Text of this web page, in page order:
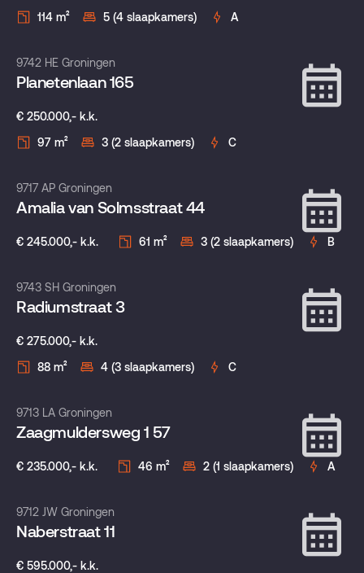
114 m² 5 (4 slaapkamers) A
Verkocht onder voorbehoud
9742 HE Groningen
Planetenlaan 165
€ 250.000,- k.k.
97 m²
3 (2 slaapkamers) C
Verkocht onder voorbehoud
9717 AP Groningen
Amalia van Solmsstraat 44
€ 245.000,- k.k. 61 m² 3 (2 slaapkamers) B
Verkocht onder voorbehoud
9743 SH Groningen
Radiumstraat 3
€ 275.000,- k.k.
88 m²
4 (3 slaapkamers) C
Verkocht onder voorbehoud
9713 LA Groningen
Zaagmuldersweg 1 57
€ 235.000,- k.k. 46 m² 2 (1 slaapkamers) A
Verkocht onder voorbehoud
9712 JW Groningen
Naberstraat 11
€ 595.000,- k.k.